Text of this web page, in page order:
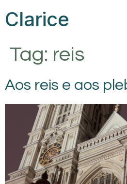
Clarice
Tag: reis
Aos reis e aos